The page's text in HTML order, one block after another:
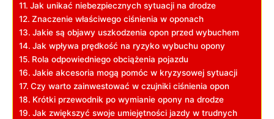
Jak unikać niebezpiecznych sytuacji na drodze
Znaczenie właściwego ciśnienia w oponach
Jakie są objawy uszkodzenia opon⁢ przed wybuchem
Jak wpływa ⁢prędkość na ryzyko wybuchu opony
Rola odpowiedniego obciążenia pojazdu
Jakie⁣ akcesoria mogą⁣ pomóc w ‌kryzysowej sytuacji
Czy warto zainwestować w czujniki ciśnienia opon
Krótki‍ przewodnik ⁢po wymianie opony na drodze
Jak‌ zwiększyć swoje umiejętności jazdy⁤ w trudnych‍